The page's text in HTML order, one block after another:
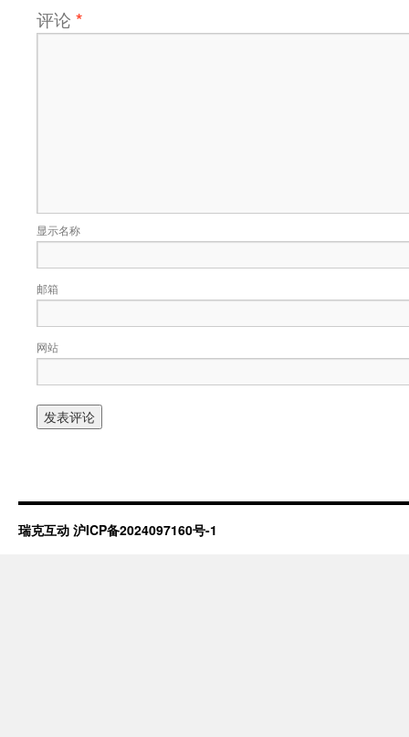
评论 *
显示名称
邮箱
网站
瑞克互动 沪ICP备2024097160号-1